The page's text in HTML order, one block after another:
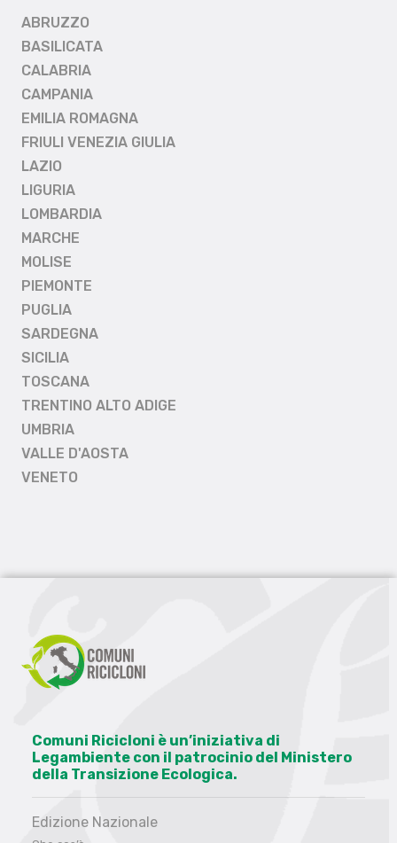
ABRUZZO
BASILICATA
CALABRIA
CAMPANIA
EMILIA ROMAGNA
FRIULI VENEZIA GIULIA
LAZIO
LIGURIA
LOMBARDIA
MARCHE
MOLISE
PIEMONTE
PUGLIA
SARDEGNA
SICILIA
TOSCANA
TRENTINO ALTO ADIGE
UMBRIA
VALLE D'AOSTA
VENETO
Comuni Ricicloni è un’iniziativa di
Legambiente con il patrocinio del Ministero
della Transizione Ecologica.
Edizione Nazionale